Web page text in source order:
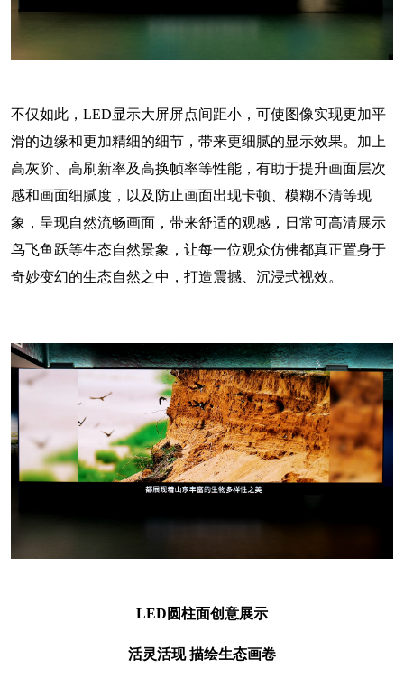
不仅如此，LED显示大屏屏点间距小，可使图像实现更加平
滑的边缘和更加精细的细节，带来更细腻的显示效果。加上
高灰阶、高刷新率及高换帧率等性能，有助于提升画面层次
感和画面细腻度，以及防止画面出现卡顿、模糊不清等现
象，呈现自然流畅画面，带来舒适的观感，日常可高清展示
鸟飞鱼跃等生态自然景象，让每一位观众仿佛都真正置身于
奇妙变幻的生态自然之中，打造震撼、沉浸式视效。
LED圆柱面创意展示
活灵活现 描绘生态画卷